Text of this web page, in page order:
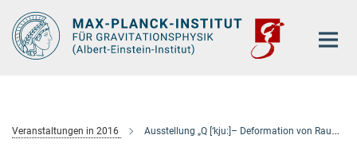
Hauptinhalt
Veranstaltungen in 2016 Ausstellung „Q [‘kju:]– Deformation von Raum und Zeit“